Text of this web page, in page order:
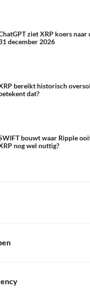
ziet XRP koers
december 2026
bereikt historisch
dat?
bouwt waar Ripple
nog wel nuttig?